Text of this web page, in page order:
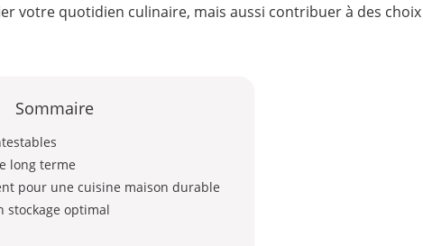
votre quotidien culinaire, mais aussi contribuer à des choix
Sommaire
long terme
pour une cuisine maison durable
stockage optimal